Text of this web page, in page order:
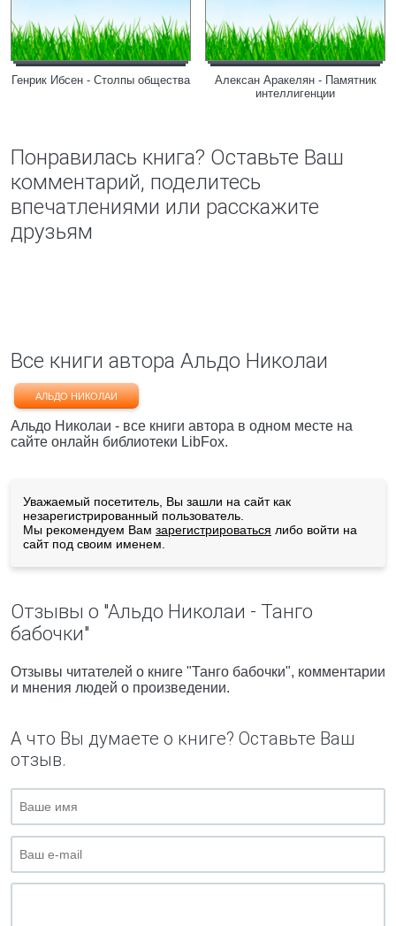
Генрик Ибсен - Столпы общества
Алексан Аракелян - Памятник
интеллигенции
Понравилась книга? Оставьте Ваш
комментарий, поделитесь
впечатлениями или расскажите
друзьям
Все книги автора Альдо Николаи
АЛЬДО НИКОЛАИ
Альдо Николаи - все книги автора в одном месте на
сайте онлайн библиотеки LibFox.
Уважаемый посетитель, Вы зашли на сайт как
незарегистрированный пользователь.
Мы рекомендуем Вам зарегистрироваться либо войти на
сайт под своим именем.
Отзывы о "Альдо Николаи - Танго
бабочки"
Отзывы читателей о книге "Танго бабочки", комментарии
и мнения людей о произведении.
А что Вы думаете о книге? Оставьте Ваш
отзыв.